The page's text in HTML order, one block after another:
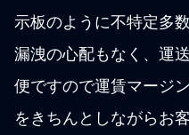
示板のように不特定多
漏洩の心配もなく、運
便ですので運賃マージ
をきちんとしながらお